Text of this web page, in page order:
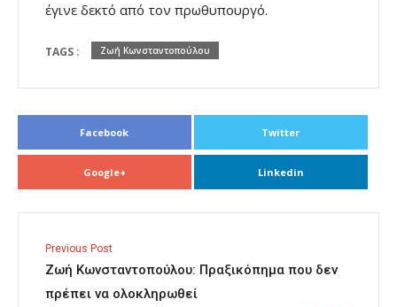
έγινε δεκτό από τον πρωθυπουργό.
TAGS : Ζωή Κωνσταντοπούλου
Facebook Twitter
Google+ Linkedin
Previous Post
Ζωή Κωνσταντοπούλου: Πραξικόπημα που δεν
πρέπει να ολοκληρωθεί